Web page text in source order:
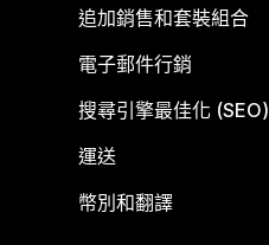
追加銷售和套裝組合
電子郵件行銷
搜尋引擎最佳化 (SEO)
運送
幣別和翻譯